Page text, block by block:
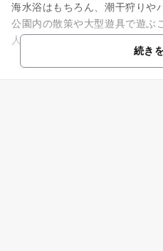
海水浴はもちろん、潮干狩りや
公園内の散策や大型遊具で遊ぶ
人まで楽しむことができる人気
ーズン中に６万人ほどの海水...
続き